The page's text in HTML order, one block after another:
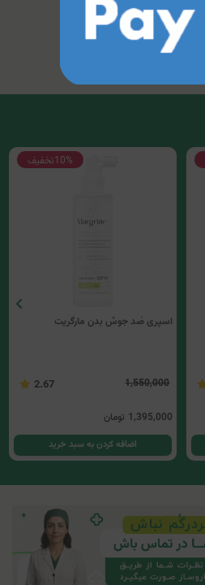
10%تخفیف
اسپری ضد جوش بدن مارگریت
1,550,000
2.67
1,395,000 تومان
اضافه کردن به سبد خرید